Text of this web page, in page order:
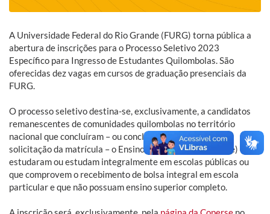
A Universidade Federal do Rio Grande (FURG) torna pública a
abertura de inscrições para o Processo Seletivo 2023
Específico para Ingresso de Estudantes Quilombolas. São
oferecidas dez vagas em cursos de graduação presenciais da
FURG.
O processo seletivo destina-se, exclusivamente, a candidatos
remanescentes de comunidades quilombolas no território
nacional que concluíram – ou concluirão até a data da
solicitação da matrícula – o Ensino Médio (ou equivalente) que
estudaram ou estudam integralmente em escolas públicas ou
que comprovem o recebimento de bolsa integral em escola
particular e que não possuam ensino superior completo.